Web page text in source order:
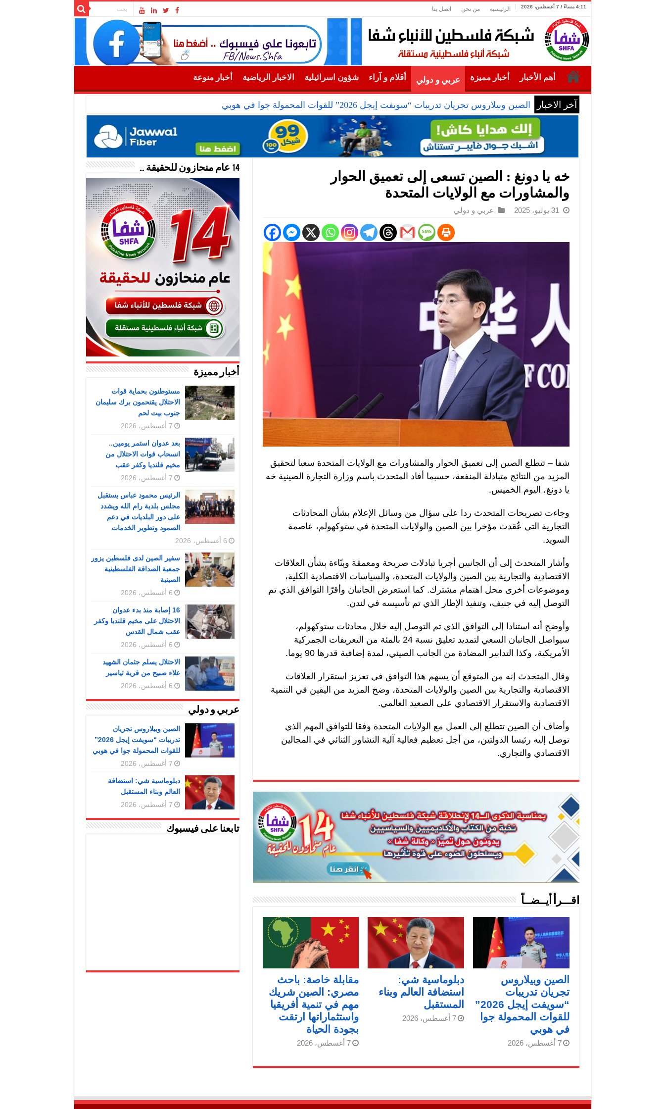
4:11 مساءً / 7 أغسطس، 2026 الرئيسية من نحن اتصل بنا
أهم الأخبار أخبار مميزة عربي و دولي أقلام و آراء شؤون اسرائيلية الاخبار الرياضية أخبار منوعة
آخر الاخبار الصين وبيلاروس تجريان تدريبات “سويفت إيجل 2026” للقوات المحمولة جوا في هوبي
خه يا دونغ : الصين تسعى إلى تعميق الحوار
والمشاورات مع الولايات المتحدة
31 يوليو، 2025 عربي و دولي
شفا – تتطلع الصين إلى تعميق الحوار والمشاورات مع الولايات المتحدة سعيا لتحقيق
المزيد من النتائج متبادلة المنفعة، حسبما أفاد المتحدث باسم وزارة التجارة الصينية خه
يا دونغ، اليوم الخميس.
وجاءت تصريحات المتحدث ردا على سؤال من وسائل الإعلام بشأن المحادثات
التجارية التي عُقدت مؤخرا بين الصين والولايات المتحدة في ستوكهولم، عاصمة
السويد.
وأشار المتحدث إلى أن الجانبين أجريا تبادلات صريحة ومعمقة وبنّاءة بشأن العلاقات
الاقتصادية والتجارية بين الصين والولايات المتحدة، والسياسات الاقتصادية الكلية،
وموضوعات أخرى محل اهتمام مشترك. كما استعرض الجانبان وأقرّا التوافق الذي تم
التوصل إليه في جنيف، وتنفيذ الإطار الذي تم تأسيسه في لندن.
وأوضح أنه استنادا إلى التوافق الذي تم التوصل إليه خلال محادثات ستوكهولم،
سيواصل الجانبان السعي لتمديد تعليق نسبة 24 بالمئة من التعريفات الجمركية
الأمريكية، وكذا التدابير المضادة من الجانب الصيني، لمدة إضافية قدرها 90 يوما.
وقال المتحدث إنه من المتوقع أن يسهم هذا التوافق في تعزيز استقرار العلاقات
الاقتصادية والتجارية بين الصين والولايات المتحدة، وضخ المزيد من اليقين في التنمية
الاقتصادية والاستقرار الاقتصادي على الصعيد العالمي.
وأضاف أن الصين تتطلع إلى العمل مع الولايات المتحدة وفقا للتوافق المهم الذي
توصل إليه رئيسا الدولتين، من أجل تعظيم فعالية آلية التشاور الثنائي في المجالين
الاقتصادي والتجاري.
اقـــرأ أيــضــاً
الصين وبيلاروس
تجريان تدريبات
“سويفت إيجل 2026”
للقوات المحمولة جوا
في هوبي
7 أغسطس، 2026
دبلوماسية شي:
استضافة العالم وبناء
المستقبل
7 أغسطس، 2026
مقابلة خاصة: باحث
مصري: الصين شريك
مهم في تنمية أفريقيا
واستثماراتها ارتقت
بجودة الحياة
7 أغسطس، 2026
14 عام منحازون للحقيقة …
أخبار مميزة
مستوطنون بحماية قوات
الاحتلال يقتحمون برك سليمان
جنوب بيت لحم
7 أغسطس، 2026
بعد عدوان استمر يومين..
انسحاب قوات الاحتلال من
مخيم قلنديا وكفر عقب
7 أغسطس، 2026
الرئيس محمود عباس يستقبل
مجلس بلدية رام الله ويشدد
على دور البلديات في دعم
الصمود وتطوير الخدمات
6 أغسطس، 2026
سفير الصين لدى فلسطين يزور
جمعية الصداقة الفلسطينية
الصينية
6 أغسطس، 2026
16 إصابة منذ بدء عدوان
الاحتلال على مخيم قلنديا وكفر
عقب شمال القدس
6 أغسطس، 2026
الاحتلال يسلم جثمان الشهيد
علاء صبيح من قرية تياسير
6 أغسطس، 2026
عربي و دولي
الصين وبيلاروس تجريان
تدريبات “سويفت إيجل 2026”
للقوات المحمولة جوا في هوبي
7 أغسطس، 2026
دبلوماسية شي: استضافة
العالم وبناء المستقبل
7 أغسطس، 2026
تابعنا على فيسبوك